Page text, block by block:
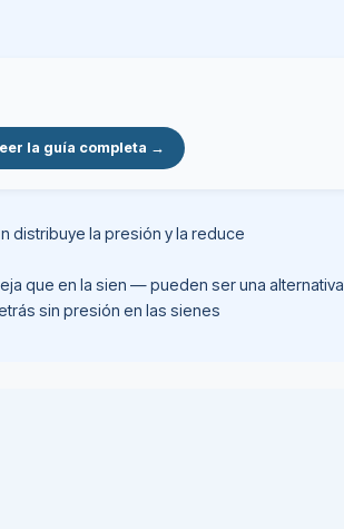
la guía completa →
distribuye la presión y la reduce
que en la sien — pueden ser una alternativa
sin presión en las sienes